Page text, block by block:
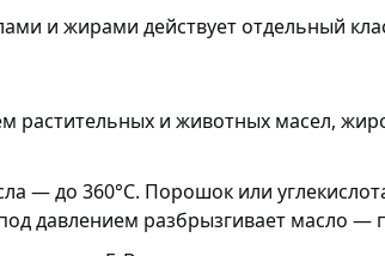
и жирами действует отдельный
растительных и животных масел,
— до 360°C. Порошок или
давлением разбрызгивает масло —